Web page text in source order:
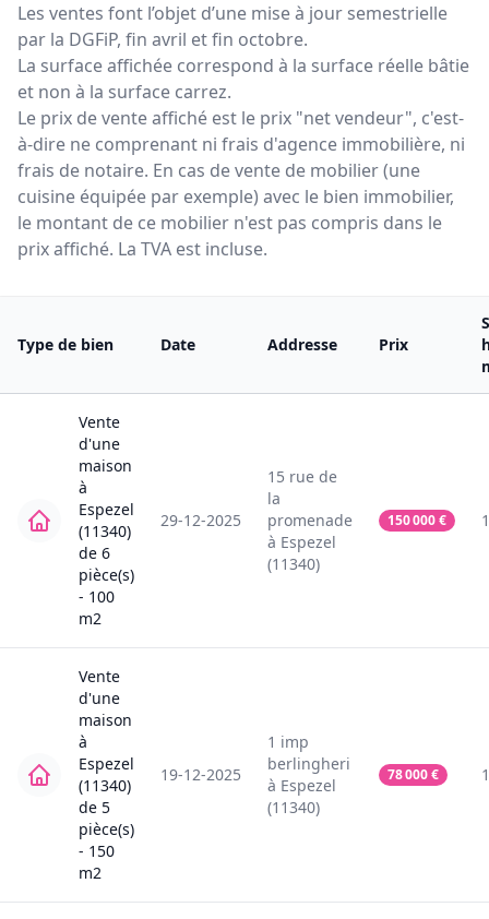
Les ventes font l’objet d’une mise à jour semestrielle
par la DGFiP, fin avril et fin octobre.
La surface affichée correspond à la surface réelle bâtie
et non à la surface carrez.
Le prix de vente affiché est le prix "net vendeur", c'est-
à-dire ne comprenant ni frais d'agence immobilière, ni
frais de notaire. En cas de vente de mobilier (une
cuisine équipée par exemple) avec le bien immobilier,
le montant de ce mobilier n'est pas compris dans le
prix affiché. La TVA est incluse.
Type de bien Date Addresse Prix
Vente
d'une
maison
à
Espezel
(11340)
de 6
pièce(s)
- 100
m2
29-12-2025
15 rue de
la
promenade
à Espezel
(11340)
150 000€
Vente
d'une
maison
à
Espezel
(11340)
de 5
pièce(s)
- 150
m2
19-12-2025
1 imp
berlingheri
à Espezel
(11340)
78 000€